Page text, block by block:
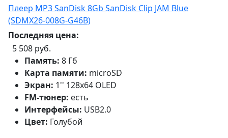
Плеер MP3 SanDisk 8Gb SanDisk Clip JAM Blue
(SDMX26-008G-G46B)
Последняя цена:
5 508 руб.
Память: 8 Гб
Карта памяти: microSD
Экран: 1'' 128x64 OLED
FM-тюнер: есть
Интерфейсы: USB2.0
Цвет: Голубой